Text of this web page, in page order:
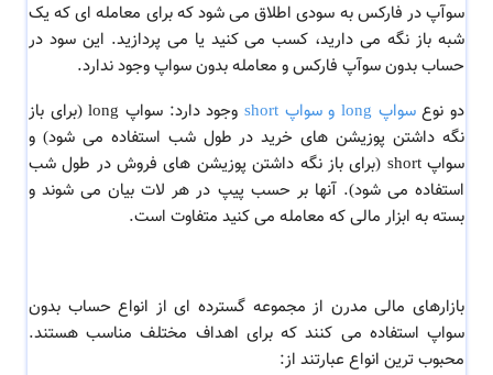
سوآپ در فارکس به سودی اطلاق می شود که برای معامله ای که یک
شبه باز نگه می دارید، کسب می کنید یا می پردازید. این سود در
حساب بدون سوآپ فارکس و معامله بدون سواپ وجود ندارد.
دو نوعسواپ long و سواپ short
وجود دارد: سواپ long (برای باز
نگه داشتن پوزیشن های خرید در طول شب استفاده می شود) و
سواپ short (برای باز نگه داشتن پوزیشن های فروش در طول شب
استفاده می شود). آنها بر حسب پیپ در هر لات بیان می شوند و
بسته به ابزار مالی که معامله می کنید متفاوت است.
بازارهای مالی مدرن از مجموعه گسترده ای از انواع حساب بدون
سواپ استفاده می کنند که برای اهداف مختلف مناسب هستند.
محبوب ترین انواع عبارتند از: